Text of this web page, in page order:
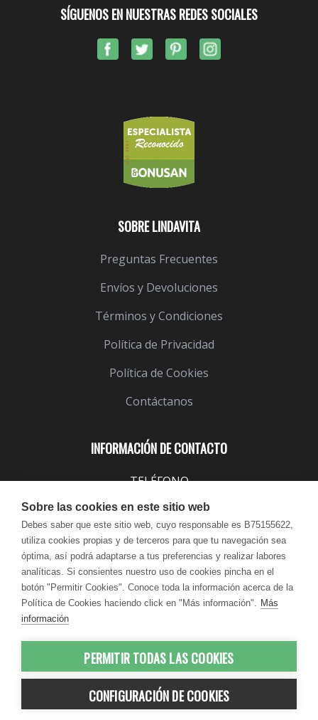
INFORMACIÓN DE CONTACTO
TELÉFONO
EMAIL
info@lindavita.com
HORARIO
Lun - Jue / 9:00 - 18:30
Vie / 9:00 - 17:30
SOBRE LINDAVITA
Preguntas Frecuentes
Envíos y Devoluciones
Términos y Condiciones
Política de Privacidad
Política de Cookies
Contáctanos
SÍGUENOS EN NUESTRAS REDES SOCIALES
© 2012-2026 LindaVita - Todos los
derechos reservados
Sobre las cookies en este sitio web
Debes saber que este sitio web, cuyo responsable es B75155622,
utiliza cookies propias y de terceros para que tu navegación sea
óptima, así podrá adaptarse a tus preferencias y realizar labores
analíticas. Si consientes nuestro uso de cookies pincha en el
botón "Permitir Cookies". Conoce toda la información acerca de la
Política de Cookies haciendo click en "Más información". Más
información
PERMITIR TODAS LAS COOKIES
CONFIGURACIÓN DE COOKIES